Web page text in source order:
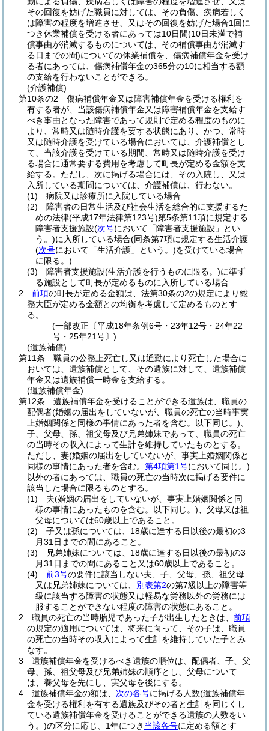
その回復を妨げた職員に対しては、その負傷、疾病若しく
は障害の程度を増進させ、又はその回復を妨げた場合1回に
つき休業補償を受ける者にあっては10日間(10日未満で補
償事由が消滅するものについては、その補償事由が消滅す
る日までの間)についての休業補償を、傷病補償年金を受け
る者にあっては、傷病補償年金の365分の10に相当する額
の支給を行わないことができる。
(介護補償)
第10条の2
傷病補償年金又は障害補償年金を受ける権利を
有する者が、当該傷病補償年金又は障害補償年金を支給す
べき事由となった障害であって規則で定める程度のものに
より、常時又は随時介護を要する状態にあり、かつ、常時
又は随時介護を受けている場合においては、介護補償とし
て、当該介護を受けている期間、常時又は随時介護を受け
る場合に通常要する費用を考慮して町長が定める金額を支
給する。 ただし、次に掲げる場合には、その入院し、又は
入所している期間については、介護補償は、行わない。
(1)
病院又は診療所に入院している場合
(2)
障害者の日常生活及び社会生活を総合的に支援するた
めの法律(平成17年法律第123号)第5条第11項に規定する
障害者支援施設(次号において「障害者支援施設」とい
う。)に入所している場合(同条第7項に規定する生活介護
(次号において「生活介護」という。)を受けている場合
に限る。)
(3)
障害者支援施設(生活介護を行うものに限る。)に準ず
る施設として町長が定めるものに入所している場合
2
前項の町長が定める金額は、法第30条の2の規定により総
務大臣が定める金額との均衡を考慮して定めるものとす
る。
(一部改正〔平成18年条例6号・23年12号・24年22
号・25年21号〕)
(遺族補償)
第11条
職員の公務上死亡し又は通勤により死亡した場合に
おいては、遺族補償として、その遺族に対して、遺族補償
年金又は遺族補償一時金を支給する。
(遺族補償年金)
第12条
遺族補償年金を受けることができる遺族は、職員の
配偶者(婚姻の届出をしていないが、職員の死亡の当時事実
上婚姻関係と同様の事情にあった者を含む。以下同じ。)
子、父母、孫、祖父母及び兄弟姉妹であって、職員の死亡
の当時その収入によって生計を維持していたものとする。
ただし、妻(婚姻の届出をしていないが、事実上婚姻関係と
同様の事情にあった者を含む。 第4項第1号において同じ。)
以外の者にあっては、職員の死亡の当時次に掲げる要件に
該当した場合に限るものとする。
(1)
夫(婚姻の届出をしていないが、事実上婚姻関係と同
様の事情にあったものを含む。以下同じ。) 、父母又は祖
父母については60歳以上であること。
(2)
子又は孫については、18歳に達する日以後の最初の3
月31日までの間にあること。
(3)
兄弟姉妹については、18歳に達する日以後の最初の3
月31日までの間にあること又は60歳以上であること。
(4)
前3号の要件に該当しない夫、子、父母、孫、祖父母
又は兄弟姉妹については、 別表第2の第7級以上の障害等
級に該当する障害の状態又は軽易な労務以外の労務には
服することができない程度の障害の状態にあること。
2
職員の死亡の当時胎児であった子が出生したときは、 前項
の規定の適用については、将来に向って、その子は、職員
の死亡の当時その収入によって生計を維持していた子とみ
なす。
3
遺族補償年金を受けるべき遺族の順位は、配偶者、子、父
母、孫、祖父母及び兄弟姉妹の順序とし、父母について
は、養父母を先にし、実父母を後にする。
4
遺族補償年金の額は、 次の各号に掲げる人数(遺族補償年
金を受ける権利を有する遺族及びその者と生計を同じくし
ている遺族補償年金を受けることができる遺族の人数をい
う。)の区分に応じ、1年につき 当該各号に定める額とす